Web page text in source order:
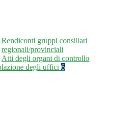
Rendiconti gruppi consiliari
regionali/provinciali
Atti degli organi di controllo
degli uffici 6